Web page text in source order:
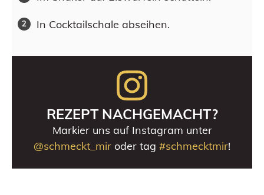
In Cocktailschale abseihen.
REZEPT NACHGEMACHT?
Markier uns auf Instagram unter
@schmeckt_mir oder tag #schmecktmir!